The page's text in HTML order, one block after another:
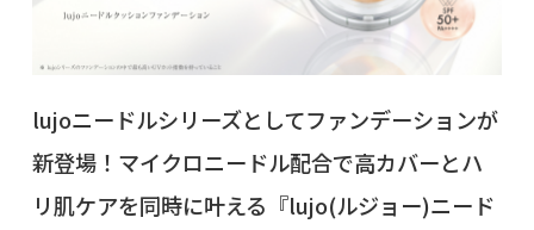
lujoニードルシリーズとしてファンデーションが
新登場！マイクロニードル配合で高カバーとハ
リ肌ケアを同時に叶える『lujo(ルジョー)ニード